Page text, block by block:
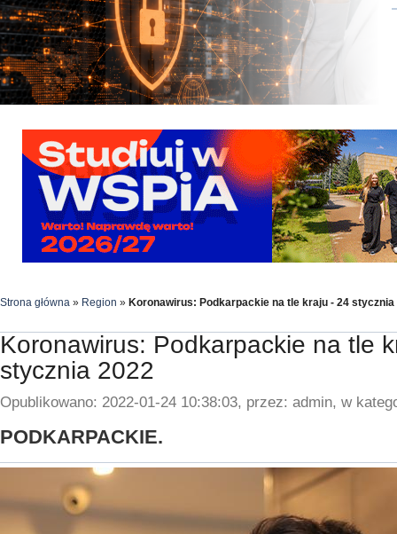
Strona główna » Region » Koronawirus: Podkarpackie na tle kraju - 24 stycznia
Koronawirus: Podkarpackie na tle
stycznia 2022
Opublikowano: 2022-01-24 10:38:03, przez: admin, w
PODKARPACKIE.